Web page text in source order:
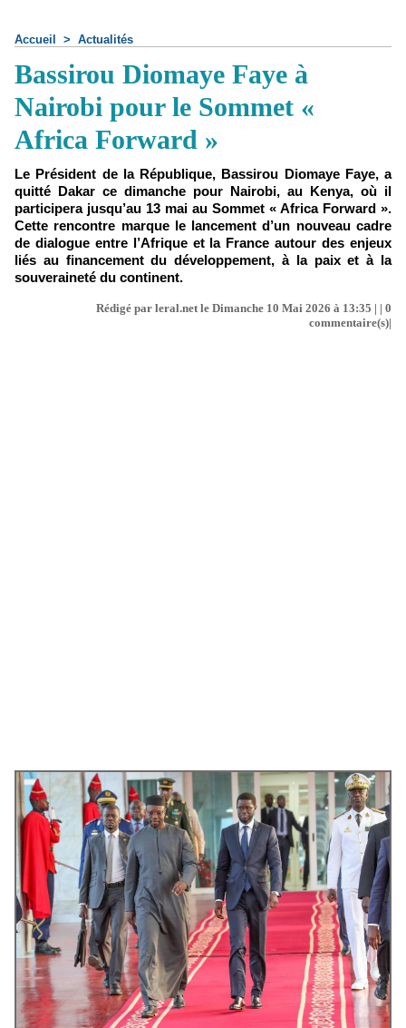
Accueil > Actualités
Bassirou Diomaye Faye à
Nairobi pour le Sommet «
Africa Forward »
Le Président de la République, Bassirou Diomaye Faye, a
quitté Dakar ce dimanche pour Nairobi, au Kenya, où il
participera jusqu’au 13 mai au Sommet « Africa Forward ».
Cette rencontre marque le lancement d’un nouveau cadre
de dialogue entre l’Afrique et la France autour des enjeux
liés au financement du développement, à la paix et à la
souveraineté du continent.
Rédigé par leral.net le Dimanche 10 Mai 2026 à 13:35 | | 0
commentaire(s)|